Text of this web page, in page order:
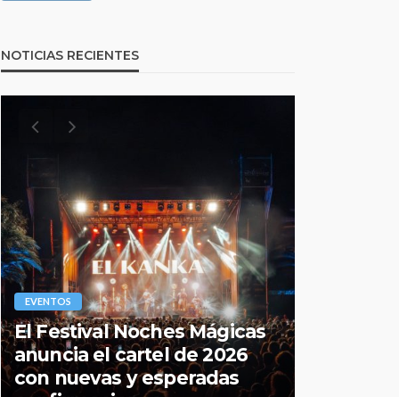
NOTICIAS RECIENTES
EVENTOS
El Festival Noches Mágicas
anuncia el cartel de 2026
con nuevas y esperadas